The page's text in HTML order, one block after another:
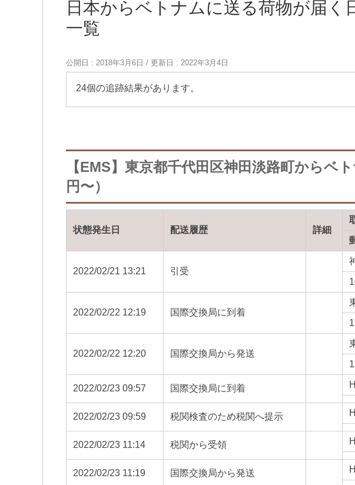
日本からベトナムに送る荷物が届く
一覧
公開日 : 2018年3月6日 / 更新日 : 2022年3月4日
24個の追跡結果があります。
【EMS】東京都千代田区神田淡路町からベ
円〜）
状態発生日 配送履歴 詳細
2022/02/21 13:21 引受
2022/02/22 12:19 国際交換局に到着
2022/02/22 12:20 国際交換局から発送
2022/02/23 09:57 国際交換局に到着
2022/02/23 09:59 税関検査のため税関へ提示
2022/02/23 11:14 税関から受領
2022/02/23 11:19 国際交換局から発送